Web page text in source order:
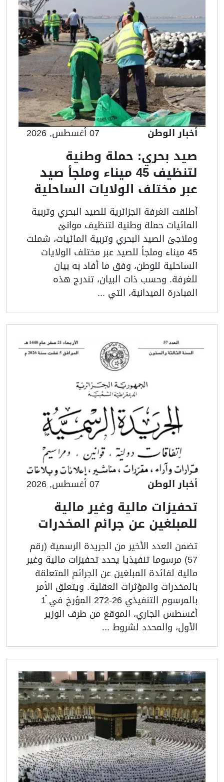
أخبار الوطن 07 أغسطس, 2026
صيد بحري: حملة وطنية
لتنظيف 45 ميناء وملجأ صيد
عبر مختلف الولايات الساحلية
أطلقت الغرفة الجزائرية للصيد البحري وتربية
المائيات حملة وطنية لتنظيف موانئ
وملاجئ الصيد البحري وتربية المائيات، شملت
45 ميناء وملجأ للصيد عبر مختلف الولايات
الساحلية للوطن، وفق ما أفاد به بيان
للغرفة. وحسب ذات البيان، تندرج هذه
المبادرة الميدانية، التي ...
أخبار الوطن 07 أغسطس, 2026
تحفيزات مالية وغير مالية
للمبلغين عن جرائم المخدرات
تضمن العدد الأخير من الجريدة الرسمية (رقم
57) مرسوما تنفيذيا يحدد تحفيزات مالية وغير
مالية لفائدة المبلغين عن الجرائم المتعلقة
بالمخدرات والمؤثرات العقلية. ويتعلق الأمر
بالمرسوم التنفيذي 26-272 المؤرخ في َ1
أغسطس الجاري، الموقع من طرف الوزير
الأول، والمحدد لشروط ...